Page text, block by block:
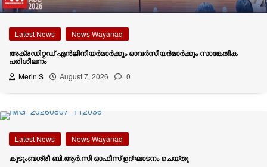
Latest News News Wayanad
അക്രഡിറ്റഡ് എന്‍ജിനീയര്‍മാര്‍ക്കും ഓവര്‍സീയര്‍മാര്‍ക്കും സാങ്കേതിക
പരിശീലനം
Merin S August 7, 2026 0
Latest News News Wayanad
കുടുംബശ്രീ ബി.ആര്‍.സി ഓഫീസ് ഉദ്ഘാടനം ചെയ്തു